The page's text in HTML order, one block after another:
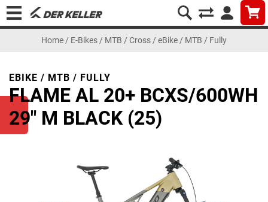
Home / E-Bikes / MTB / Cross / eBike / MTB / Fully
EBIKE / MTB / FULLY
FLAME AL 20+ BCXS/600WH
29" M BLACK (25)